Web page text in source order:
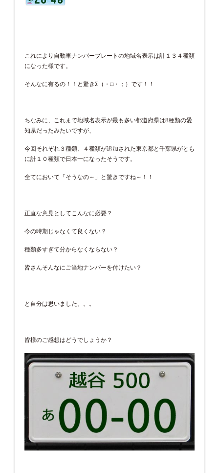
これにより自動車ナンバープレートの地域名表示は計１３４種類
になった様です。
そんなに有るの！！と驚きΣ（・□・；）です！！
ちなみに、これまで地域名表示が最も多い都道府県は8種類の愛
知県だったみたいですが、
今回それぞれ３種類、４種類が追加された東京都と千葉県がとも
に計１０種類で日本一になったそうです。
全てにおいて「そうなの～」と驚きですね～！！
正直な意見としてこんなに必要？
今の時期じゃなくて良くない？
種類多すぎて分からなくならない？
皆さんそんなにご当地ナンバーを付けたい？
と自分は思いました。。。
皆様のご感想はどうでしょうか？